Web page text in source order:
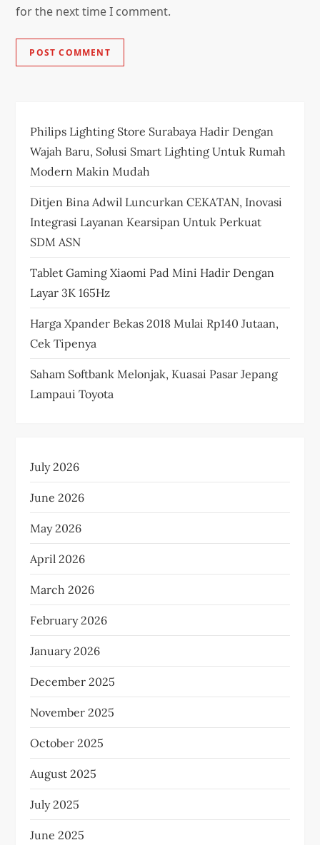
for the next time I comment.
Philips Lighting Store Surabaya Hadir Dengan
Wajah Baru, Solusi Smart Lighting Untuk Rumah
Modern Makin Mudah
Ditjen Bina Adwil Luncurkan CEKATAN, Inovasi
Integrasi Layanan Kearsipan Untuk Perkuat
SDM ASN
Tablet Gaming Xiaomi Pad Mini Hadir Dengan
Layar 3K 165Hz
Harga Xpander Bekas 2018 Mulai Rp140 Jutaan,
Cek Tipenya
Saham Softbank Melonjak, Kuasai Pasar Jepang
Lampaui Toyota
July 2026
June 2026
May 2026
April 2026
March 2026
February 2026
January 2026
December 2025
November 2025
October 2025
August 2025
July 2025
June 2025